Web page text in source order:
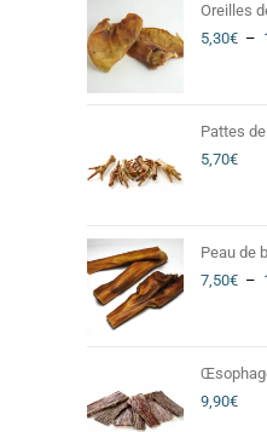
Oreilles
5,30€ –
Pattes
5,70€
Peau de
7,50€ –
9,90€